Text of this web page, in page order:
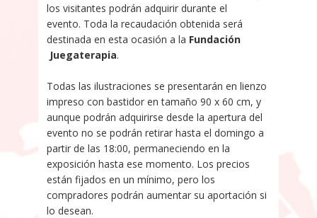
los visitantes podrán adquirir durante el
evento. Toda la recaudación obtenida será
destinada en esta ocasión a la Fundación
Juegaterapia.
Todas las ilustraciones se presentarán en lienzo
impreso con bastidor en tamaño 90 x 60 cm, y
aunque podrán adquirirse desde la apertura del
evento no se podrán retirar hasta el domingo a
partir de las 18:00, permaneciendo en la
exposición hasta ese momento. Los precios
están fijados en un mínimo, pero los
compradores podrán aumentar su aportación si
lo desean.